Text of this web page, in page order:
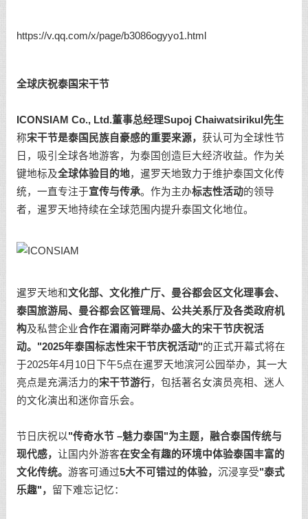
https://v.qq.com/x/page/b3086ogyyo1.html
全球庆祝泰国宋干节
ICONSIAM Co., Ltd.董事总经理Supoj Chaiwatsirikul先生
称宋干节是泰国民族自豪感的重要来源， 获认可为全球性节
日，吸引全球各地游客，为泰国创造巨大经济收益。作为关
键地标及全球体验目的地，暹罗天地致力于维护泰国文化传
统，一直专注于宣传与传承。作为主办标志性活动的领导
者，暹罗天地持续在全球范围内提升泰国文化地位。
暹罗天地和文化部、文化推广厅、曼谷都会区文化理事会、
泰国旅游局、曼谷都会区管理局、公共关系厅及各类政府机
构及私营企业合作在湄南河畔举办盛大的宋干节庆祝活
动。"2025年泰国标志性宋干节庆祝活动"的正式开幕式将在
于2025年4月10日下午5点在暹罗天地滨河公园举办，其一大
亮点是充满活力的宋干节游行，包括著名女演员亮相、迷人
的文化演出和迷你音乐会。
节日庆祝以"传奇水节 –魅力泰国"为主题，融合泰国传统与
现代感， 让国内外游客在安全有趣的环境中体验泰国丰富的
文化传统。 游客可通过5大不可错过的体验， 沉浸享受"泰式
乐趣"， 留下难忘记忆：